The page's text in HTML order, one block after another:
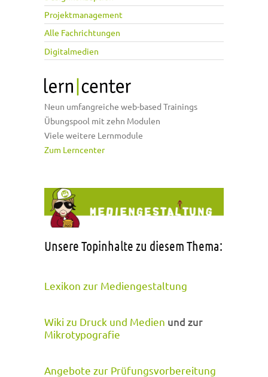
Projektmanagement
Alle Fachrichtungen
Digitalmedien
Neun umfangreiche web-based Trainings
Übungspool mit zehn Modulen
Viele weitere Lernmodule
Zum Lerncenter
Unsere Topinhalte zu diesem Thema:
Lexikon zur Mediengestaltung
Wiki zu Druck und Medien und zur
Mikrotypografie
Angebote zur Prüfungsvorbereitung